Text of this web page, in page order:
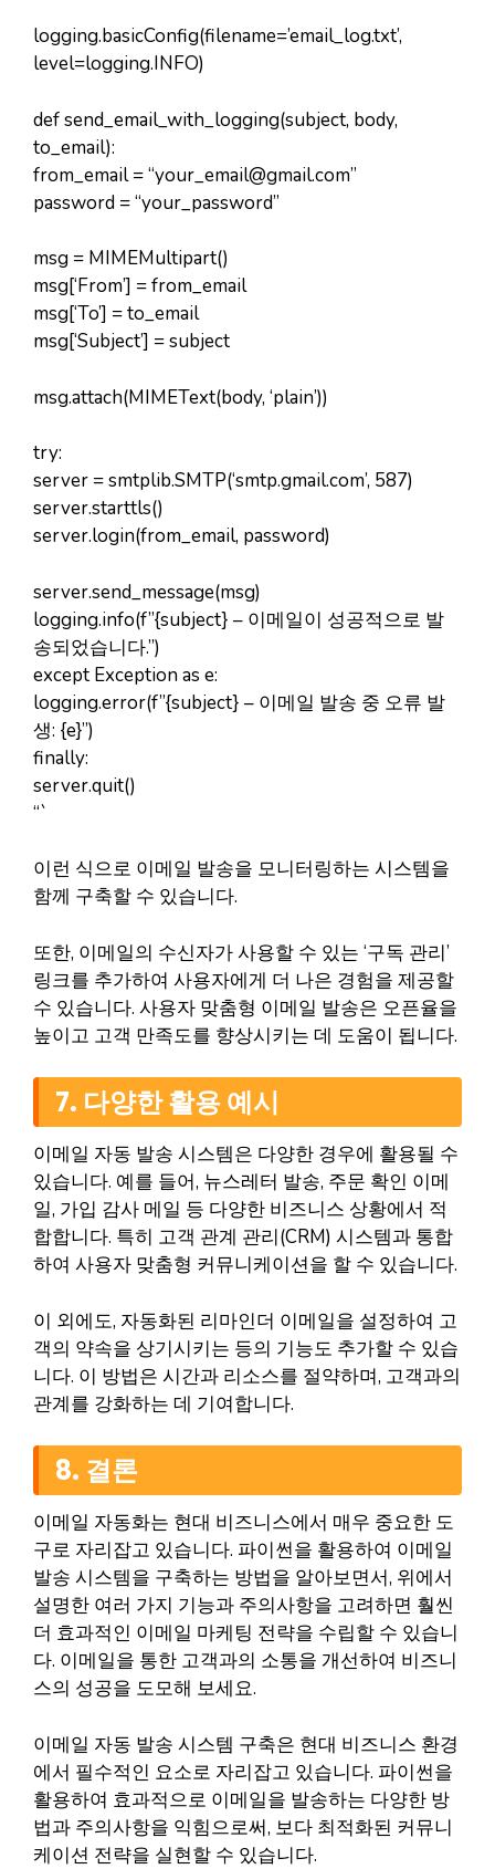
logging.basicConfig(filename=’email_log.txt’,
level=logging.INFO)
def send_email_with_logging(subject, body,
to_email):
from_email = “your_email@gmail.com”
password = “your_password”
msg = MIMEMultipart()
msg[‘From’] = from_email
msg[‘To’] = to_email
msg[‘Subject’] = subject
msg.attach(MIMEText(body, ‘plain’))
try:
server = smtplib.SMTP(‘smtp.gmail.com’, 587)
server.starttls()
server.login(from_email, password)
server.send_message(msg)
logging.info(f”{subject} – 이메일이 성공적으로 발
송되었습니다.”)
except Exception as e:
logging.error(f”{subject} – 이메일 발송 중 오류 발
생: {e}”)
finally:
server.quit()
“`
이런 식으로 이메일 발송을 모니터링하는 시스템을
함께 구축할 수 있습니다.
또한, 이메일의 수신자가 사용할 수 있는 ‘구독 관리’
링크를 추가하여 사용자에게 더 나은 경험을 제공할
수 있습니다. 사용자 맞춤형 이메일 발송은 오픈율을
높이고 고객 만족도를 향상시키는 데 도움이 됩니다.
7. 다양한 활용 예시
이메일 자동 발송 시스템은 다양한 경우에 활용될 수
있습니다. 예를 들어, 뉴스레터 발송, 주문 확인 이메
일, 가입 감사 메일 등 다양한 비즈니스 상황에서 적
합합니다. 특히 고객 관계 관리(CRM) 시스템과 통합
하여 사용자 맞춤형 커뮤니케이션을 할 수 있습니다.
이 외에도, 자동화된 리마인더 이메일을 설정하여 고
객의 약속을 상기시키는 등의 기능도 추가할 수 있습
니다. 이 방법은 시간과 리소스를 절약하며, 고객과의
관계를 강화하는 데 기여합니다.
8. 결론
이메일 자동화는 현대 비즈니스에서 매우 중요한 도
구로 자리잡고 있습니다. 파이썬을 활용하여 이메일
발송 시스템을 구축하는 방법을 알아보면서, 위에서
설명한 여러 가지 기능과 주의사항을 고려하면 훨씬
더 효과적인 이메일 마케팅 전략을 수립할 수 있습니
다. 이메일을 통한 고객과의 소통을 개선하여 비즈니
스의 성공을 도모해 보세요.
이메일 자동 발송 시스템 구축은 현대 비즈니스 환경
에서 필수적인 요소로 자리잡고 있습니다. 파이썬을
활용하여 효과적으로 이메일을 발송하는 다양한 방
법과 주의사항을 익힘으로써, 보다 최적화된 커뮤니
케이션 전략을 실현할 수 있습니다.